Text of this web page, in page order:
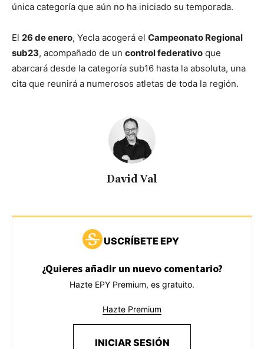
única categoría que aún no ha iniciado su temporada.
El 26 de enero, Yecla acogerá el Campeonato Regional
sub23, acompañado de un control federativo que
abarcará desde la categoría sub16 hasta la absoluta, una
cita que reunirá a numerosos atletas de toda la región.
David Val
USCRÍBETE EPY
¿Quieres añadir un nuevo comentario?
Hazte EPY Premium, es gratuito.
Hazte Premium
INICIAR SESIÓN